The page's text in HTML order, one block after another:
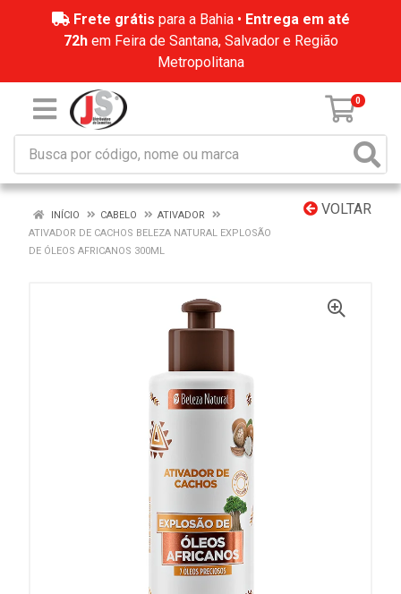
Frete grátis para a Bahia • Entrega em até
72hem Feira de Santana, Salvador e Região
Metropolitana
0
VOLTAR
INÍCIO CABELO
ATIVADOR
ATIVADOR DE CACHOS BELEZA NATURAL EXPLOSÃO
DE ÓLEOS AFRICANOS 300ML